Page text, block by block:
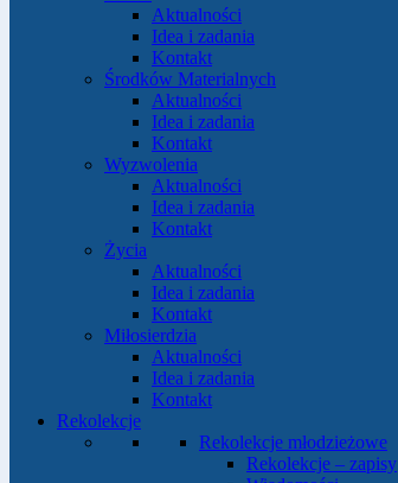
Aktualności
Idea i zadania
Kontakt
Środków Materialnych
Aktualności
Idea i zadania
Kontakt
Wyzwolenia
Aktualności
Idea i zadania
Kontakt
Życia
Aktualności
Idea i zadania
Kontakt
Miłosierdzia
Aktualności
Idea i zadania
Kontakt
Rekolekcje
Rekolekcje młodzieżowe
Rekolekcje – zapisy